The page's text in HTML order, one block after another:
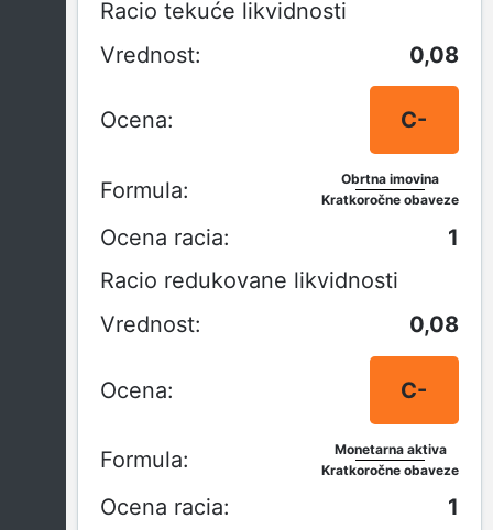
Racio tekuće likvidnosti
0,08
C-
Obrtna imovina
Kratkoročne obaveze
1
Racio redukovane likvidnosti
0,08
C-
Monetarna aktiva
Kratkoročne obaveze
1